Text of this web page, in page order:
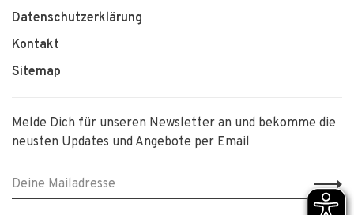
Datenschutzerklärung
Kontakt
Sitemap
Melde Dich für unseren Newsletter an und bekomme die
neusten Updates und Angebote per Email